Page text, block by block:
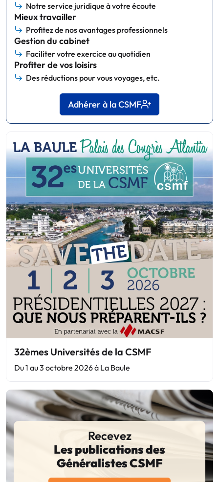
Notre service juridique à votre écoute
Mieux travailler
Profitez de nos avantages professionnels
Gestion du cabinet
Faciliter votre exercice au quotidien
Profiter de vos loisirs
Des réductions pour vous voyages, etc.
Adhérer à la CSMF
32èmes Universités de la CSMF
Du 1 au 3 octobre 2026 à La Baule
Recevez
Les publications des
Généralistes CSMF